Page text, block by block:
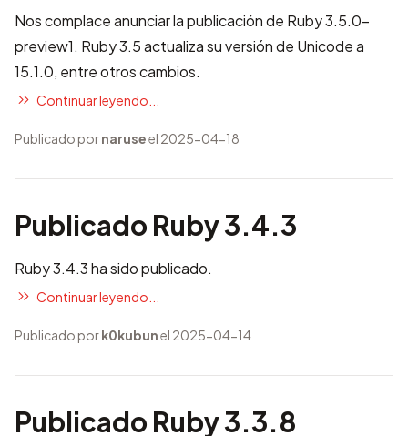
Nos complace anunciar la publicación de Ruby 3.5.0-
preview1. Ruby 3.5 actualiza su versión de Unicode a
15.1.0, entre otros cambios.
Continuar leyendo...
Publicado pornaruseel 2025-04-18
Publicado Ruby 3.4.3
Ruby 3.4.3 ha sido publicado.
Continuar leyendo...
Publicado pork0kubunel 2025-04-14
Publicado Ruby 3.3.8